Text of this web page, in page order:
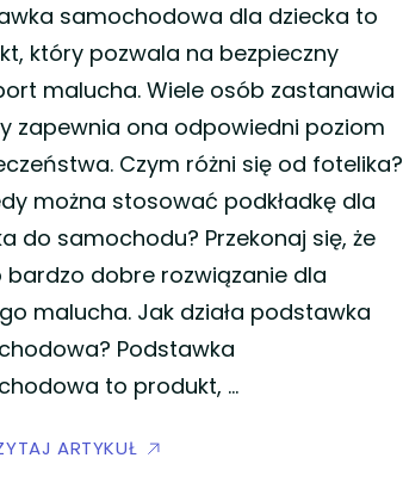
samochodowa dla dziecka to
który pozwala na bezpieczny
malucha. Wiele osób zastanawia
zapewnia ona odpowiedni poziom
Czym różni się od fotelika?
można stosować podkładkę dla
do samochodu? Przekonaj się, że
bardzo dobre rozwiązanie dla
malucha. Jak działa podstawka
Podstawka
to produkt, …
ARTYKUŁ